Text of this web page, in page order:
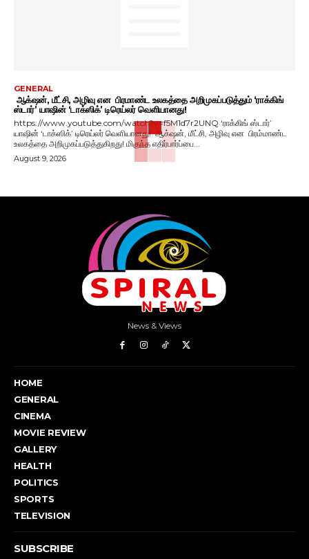
GENERAL
ஆக்‌ஷன், மீட்சி, அழிவு என பிரமாண்ட உலகத்தை அறிமுகப்படுத்தும் ‘ராக்கிங்
ஸ்டார்’ யாஷின் ‘டாக்ஸிக்’ டிரெய்லர் வெளியானது!
https://www.youtube.com/watch?v=f5M1d7r2UNQ ‘ராக்கிங் ஸ்டார்’
யாஷின் ‘டாக்ஸிக்’ டிரெய்லர் வெளியானது! ஆக்‌ஷன், மீட்சி, அழிவு என பிரம்மாண்ட
உலகத்தை அறிமுகப்படுத்துகிறது! மிகுந்த எதிர்பார்ப்பை...
August 9, 2026
News & Views
HOME
GENERAL
CINEMA
MOVIE REVIEW
GALLERY
HEALTH
POLITICS
SPORTS
TELEVISION
SUBSCRIBE